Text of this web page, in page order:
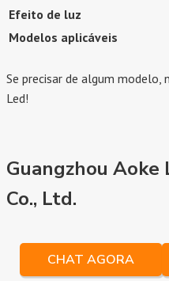
Efeito de luz
Modelos aplicáveis
Se precisar de algum modelo,
Led!
Guangzhou
Co., Ltd.
CHAT AGORA